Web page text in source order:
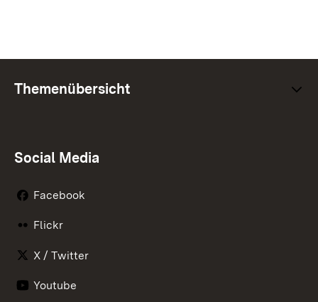
Themenübersicht
Social Media
Facebook
Flickr
X / Twitter
Youtube